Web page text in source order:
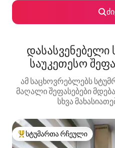
საუკეთესო
ამ საცხოვრებლებს
მაღალი შეფასებები
სხვა
სტუმართა რჩეული მოწინავე
სტუმართა რჩეული